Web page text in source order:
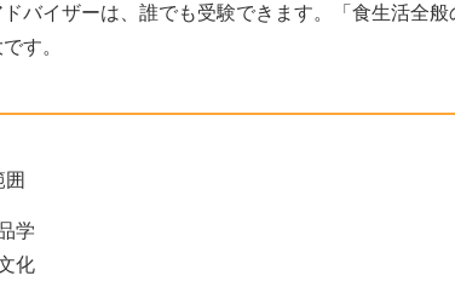
バイザーは、誰でも受験できます。「食生活全
す。
囲
学
化